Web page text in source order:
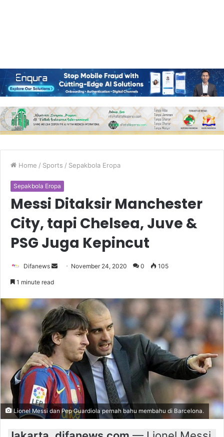
Home / Sports / Sepakbola Eropa
Sepakbola Eropa
Messi Ditaksir Manchester
City, tapi Chelsea, Juve &
PSG Juga Kepincut
Difanews
Send November 24, 2020 0 105
1 minute read
Lionel Messi dan Pep Guardiola pernah bahu membahu di Barcelona.